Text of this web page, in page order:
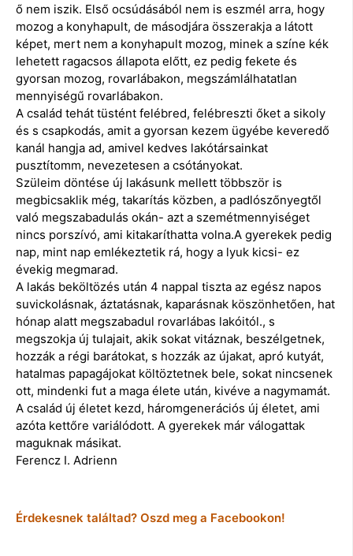
ő nem iszik. Első ocsúdásából nem is eszmél arra, hogy
mozog a konyhapult, de másodjára összerakja a látott
képet, mert nem a konyhapult mozog, minek a színe kék
lehetett ragacsos állapota előtt, ez pedig fekete és
gyorsan mozog, rovarlábakon, megszámlálhatatlan
mennyiségű rovarlábakon.
A család tehát tüstént felébred, felébreszti őket a sikoly
és s csapkodás, amit a gyorsan kezem ügyébe keveredő
kanál hangja ad, amivel kedves lakótársainkat
pusztítomm, nevezetesen a csótányokat.
Szüleim döntése új lakásunk mellett többször is
megbicsaklik még, takarítás közben, a padlószőnyegtől
való megszabadulás okán- azt a szemétmennyiséget
nincs porszívó, ami kitakaríthatta volna.A gyerekek pedig
nap, mint nap emlékeztetik rá, hogy a lyuk kicsi- ez
évekig megmarad.
A lakás beköltözés után 4 nappal tiszta az egész napos
suvickolásnak, áztatásnak, kaparásnak köszönhetően, hat
hónap alatt megszabadul rovarlábas lakóitól., s
megszokja új tulajait, akik sokat vitáznak, beszélgetnek,
hozzák a régi barátokat, s hozzák az újakat, apró kutyát,
hatalmas papagájokat költöztetnek bele, sokat nincsenek
ott, mindenki fut a maga élete után, kivéve a nagymamát.
A család új életet kezd, háromgenerációs új életet, ami
azóta kettőre variálódott. A gyerekek már válogattak
maguknak másikat.
Ferencz I. Adrienn
Érdekesnek találtad? Oszd meg a Facebookon!